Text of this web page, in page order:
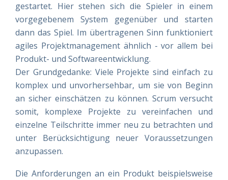
gestartet. Hier stehen sich die Spieler in einem
vorgegebenem System gegenüber und starten
dann das Spiel. Im übertragenen Sinn funktioniert
agiles Projektmanagement ähnlich - vor allem bei
Produkt- und Softwareentwicklung.
Der Grundgedanke: Viele Projekte sind einfach zu
komplex und unvorhersehbar, um sie von Beginn
an sicher einschätzen zu können. Scrum versucht
somit, komplexe Projekte zu vereinfachen und
einzelne Teilschritte immer neu zu betrachten und
unter Berücksichtigung neuer Voraussetzungen
anzupassen.
Die Anforderungen an ein Produkt beispielsweise